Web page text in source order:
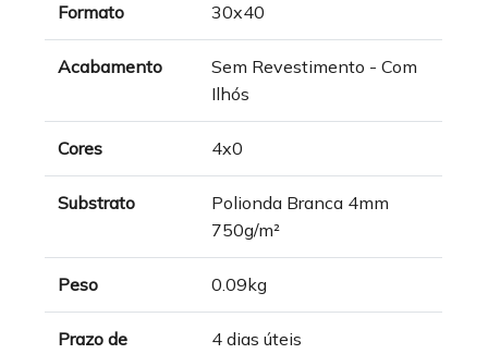
Formato 30x40
Acabamento
Sem Revestimento - Com
Ilhós
Cores 4x0
Substrato
Polionda Branca 4mm
750g/m²
Peso 0.09kg
Prazo de
4 dias úteis